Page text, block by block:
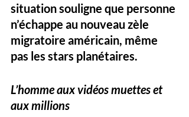
situation souligne que personne
n’échappe au nouveau zèle
migratoire américain, même
pas les stars planétaires.
L’homme aux vidéos muettes et
aux millions